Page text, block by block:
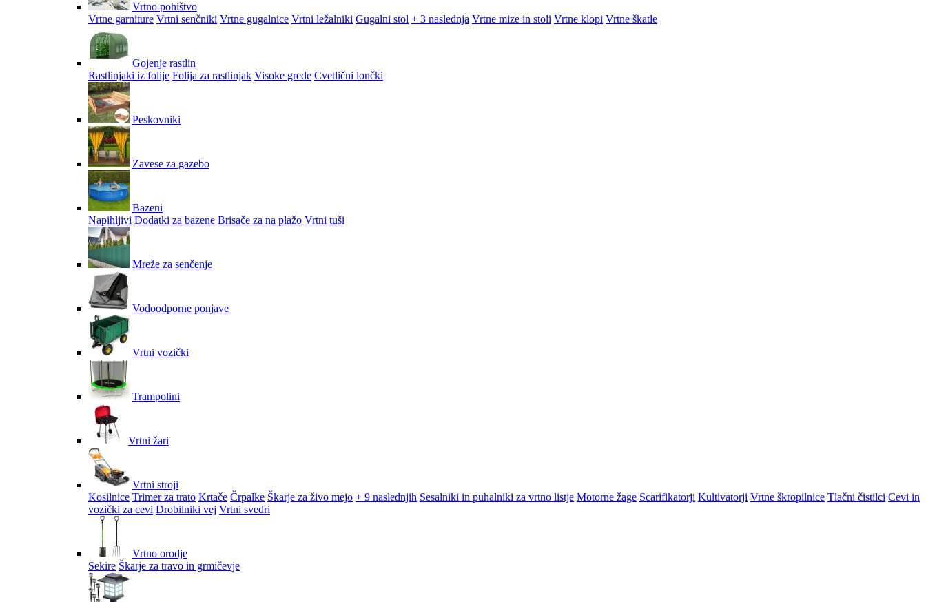
Vrtno pohištvo
Vrtne garniture Vrtni senčniki Vrtne gugalnice Vrtni ležalniki Gugalni stol + 3 naslednja Vrtne mize in stoli Vrtne klopi Vrtne škatle
Gojenje rastlin
Rastlinjaki iz folije Folija za rastlinjak Visoke grede Cvetlični lončki
Peskovniki
Zavese za gazebo
Bazeni
Napihljivi Dodatki za bazene Brisače za na plažo Vrtni tuši
Mreže za senčenje
Vodoodporne ponjave
Vrtni vozički
Trampolini
Vrtni žari
Vrtni stroji
Kosilnice Trimer za trato Krtače Črpalke Škarje za živo mejo + 9 naslednjih Sesalniki in puhalniki za vrtno listje Motorne žage Scarifikatorji Kultivatorji Vrtne škropilnice Tlačni čistilci Cevi in
vozički za cevi Drobilniki vej Vrtni svedri
Vrtno orodje
Sekire Škarje za travo in grmičevje